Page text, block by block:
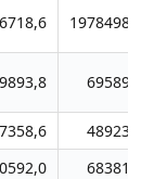
19784980,8
695895,5
489236,9
683810,8